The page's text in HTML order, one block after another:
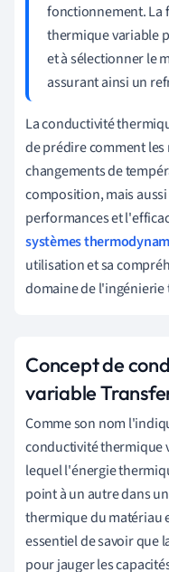
fonctionnement. La
thermique variable
et à sélectionner le
assurant ainsi un
La conductivité
de prédire comment
changements de
composition, mais
performances et
systèmes
utilisation et sa
domaine de
Concept de
variable
Comme son nom
conductivité thermique
lequel l'énergie
point à un autre dans
thermique du matériau
essentiel de savoir que
pour jauger les